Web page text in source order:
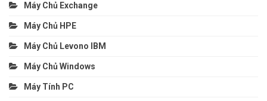
Máy Chủ Exchange
Máy Chủ HPE
Máy Chủ Levono IBM
Máy Chủ Windows
Máy Tính PC